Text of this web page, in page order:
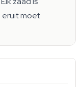
eruit moet